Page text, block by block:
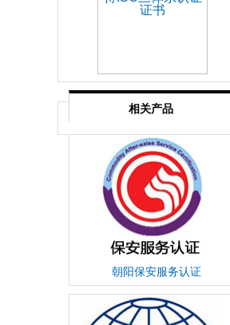
相关产品
朝阳保安服务认证